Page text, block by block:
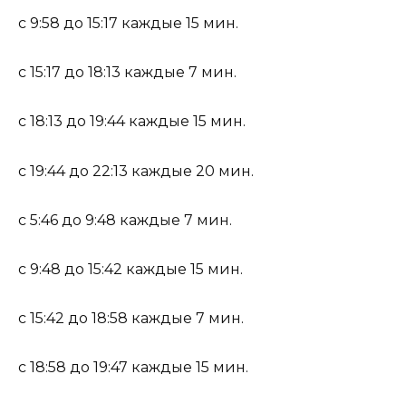
с 9:58 до 15:17 каждые 15 мин.
с 15:17 до 18:13 каждые 7 мин.
с 18:13 до 19:44 каждые 15 мин.
с 19:44 до 22:13 каждые 20 мин.
с 5:46 до 9:48 каждые 7 мин.
с 9:48 до 15:42 каждые 15 мин.
с 15:42 до 18:58 каждые 7 мин.
с 18:58 до 19:47 каждые 15 мин.